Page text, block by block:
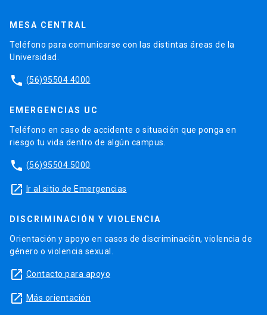
MESA CENTRAL
Teléfono para comunicarse con las distintas áreas de la
Universidad.
phone (56)95504 4000
EMERGENCIAS UC
Teléfono en caso de accidente o situación que ponga en
riesgo tu vida dentro de algún campus.
phone (56)95504 5000
launch Ir al sitio de Emergencias
DISCRIMINACIÓN Y VIOLENCIA
Orientación y apoyo en casos de discriminación, violencia de
género o violencia sexual.
launch Contacto para apoyo
launch Más orientación